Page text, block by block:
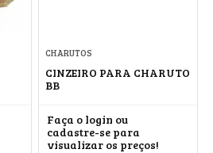
CHARUTOS
CINZEIRO PARA CHARUTO
BB
Faça o login ou
cadastre-se para
visualizar os preços!